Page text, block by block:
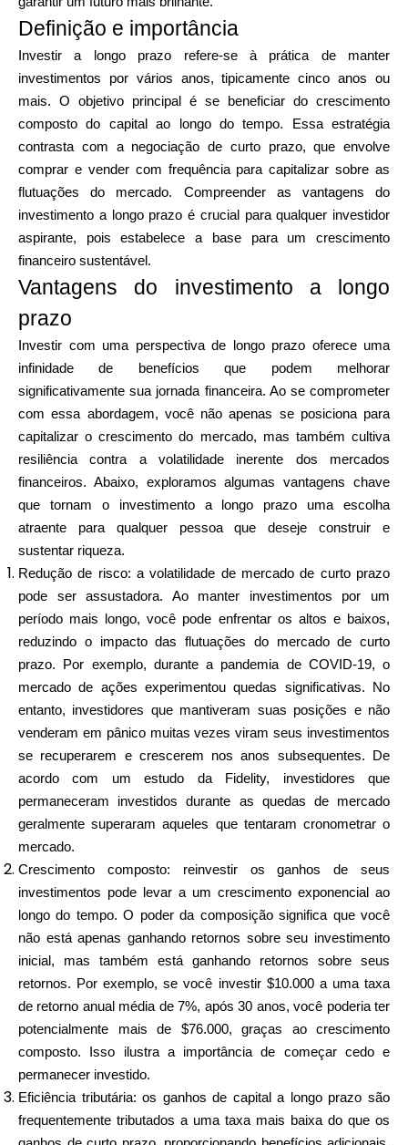
Definição e importância
Investir a longo prazo refere-se à prática de manter
investimentos por vários anos, tipicamente cinco anos ou
mais. O objetivo principal é se beneficiar do crescimento
composto do capital ao longo do tempo. Essa estratégia
contrasta com a negociação de curto prazo, que envolve
comprar e vender com frequência para capitalizar sobre as
flutuações do mercado. Compreender as vantagens do
investimento a longo prazo é crucial para qualquer investidor
aspirante, pois estabelece a base para um crescimento
financeiro sustentável.
Vantagens do investimento a longo
prazo
Investir com uma perspectiva de longo prazo oferece uma
infinidade de benefícios que podem melhorar
significativamente sua jornada financeira. Ao se comprometer
com essa abordagem, você não apenas se posiciona para
capitalizar o crescimento do mercado, mas também cultiva
resiliência contra a volatilidade inerente dos mercados
financeiros. Abaixo, exploramos algumas vantagens chave
que tornam o investimento a longo prazo uma escolha
atraente para qualquer pessoa que deseje construir e
sustentar riqueza.
Redução de risco: a volatilidade de mercado de curto prazo
pode ser assustadora. Ao manter investimentos por um
período mais longo, você pode enfrentar os altos e baixos,
reduzindo o impacto das flutuações do mercado de curto
prazo. Por exemplo, durante a pandemia de COVID-19, o
mercado de ações experimentou quedas significativas. No
entanto, investidores que mantiveram suas posições e não
venderam em pânico muitas vezes viram seus investimentos
se recuperarem e crescerem nos anos subsequentes. De
acordo com um estudo da Fidelity, investidores que
permaneceram investidos durante as quedas de mercado
geralmente superaram aqueles que tentaram cronometrar o
mercado.
Crescimento composto: reinvestir os ganhos de seus
investimentos pode levar a um crescimento exponencial ao
longo do tempo. O poder da composição significa que você
não está apenas ganhando retornos sobre seu investimento
inicial, mas também está ganhando retornos sobre seus
retornos. Por exemplo, se você investir $10.000 a uma taxa
de retorno anual média de 7%, após 30 anos, você poderia ter
potencialmente mais de $76.000, graças ao crescimento
composto. Isso ilustra a importância de começar cedo e
permanecer investido.
Eficiência tributária: os ganhos de capital a longo prazo são
frequentemente tributados a uma taxa mais baixa do que os